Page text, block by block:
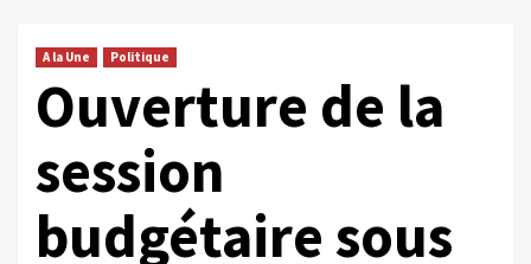
A la Une Politique
Ouverture de la
session
budgétaire sous